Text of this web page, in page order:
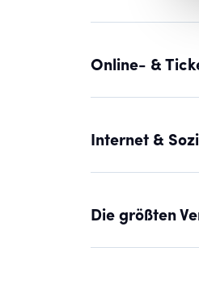
Online- &
Internet &
Die größten